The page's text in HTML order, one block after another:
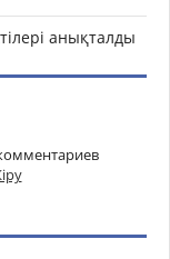
анықталды